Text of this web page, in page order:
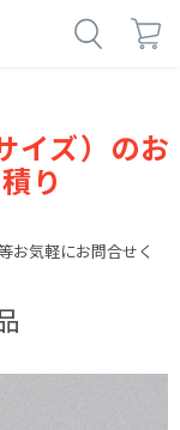
イズ）のお
り
お気軽にお問合せく